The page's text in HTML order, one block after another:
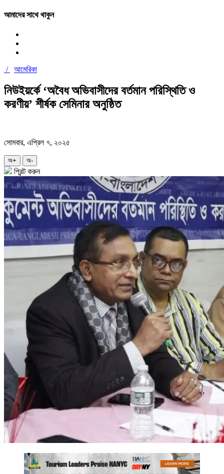
আমাদের সাথে থাকুন
/ আমেরিকা
নিউইয়র্কে ‘অবৈধ অভিবাসীদের বর্তমান পরিস্থিতি ও
করণীয়’ শীর্ষক সেমিনার অনুষ্ঠিত
সোমবার, এপ্রিল ৭, ২০২৫
অ+ অ-
প্রিন্ট করুন